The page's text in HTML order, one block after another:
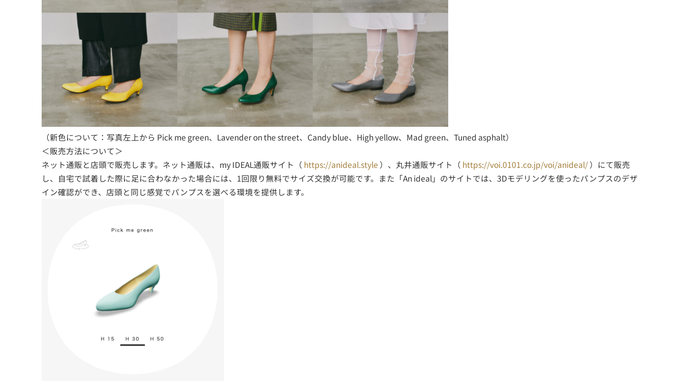
（新色について：写真左上から Pick me green、Lavender on the street、Candy blue、High yellow、Mad green、Tuned asphalt）
＜販売方法について＞
ネット通販と店頭で販売します。ネット通販は、my IDEAL通販サイト（ https://anideal.style ）、丸井通販サイト（ https://voi.0101.co.jp/voi/anideal/）にて販売
し、自宅で試着した際に足に合わなかった場合には、1回限り無料でサイズ交換が可能です。また「An ideal」のサイトでは、3Dモデリングを使ったパンプスのデザ
イン確認ができ、店頭と同じ感覚でパンプスを選べる環境を提供します。